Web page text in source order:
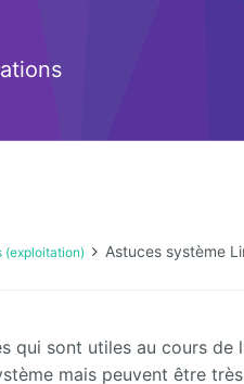
(exploitation) Astuces système
qui sont utiles au cours de
mais peuvent être